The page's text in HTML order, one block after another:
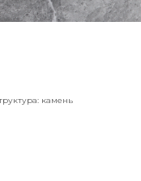
камень